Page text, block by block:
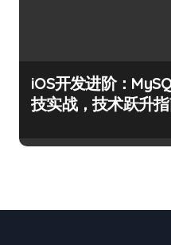
iOS开发进阶：
技实战，技术跃升